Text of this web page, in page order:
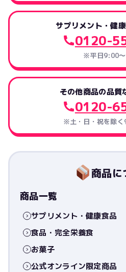
サプリメント・健
0120-
※平日9:00
その他商品の品質
0120-
※土・日・祝を除
商品に
商品一覧
サプリメント・健康食品
食品・完全栄養食
お菓子
公式オンライン限定商品